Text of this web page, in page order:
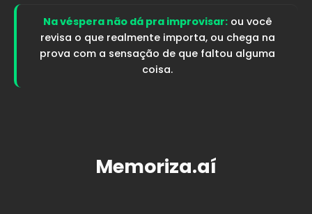
Na véspera não dá pra improvisar:ou você
revisa o que realmente importa, ou chega na
prova com a sensação de que faltou alguma
coisa.
Memoriza.aí